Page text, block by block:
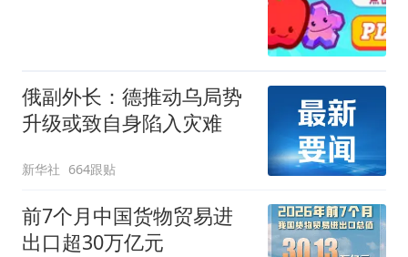
俄副外长：德推动乌局势
升级或致自身陷入灾难
新华社 664跟贴
前7个月中国货物贸易进
出口超30万亿元